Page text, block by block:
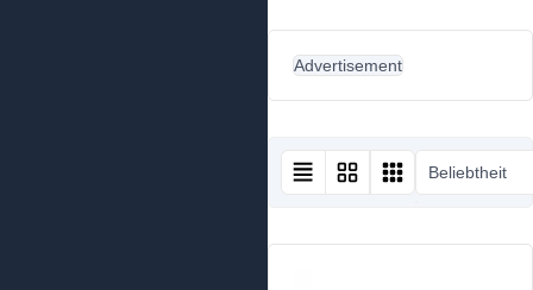
Advertisement
Beliebtheit